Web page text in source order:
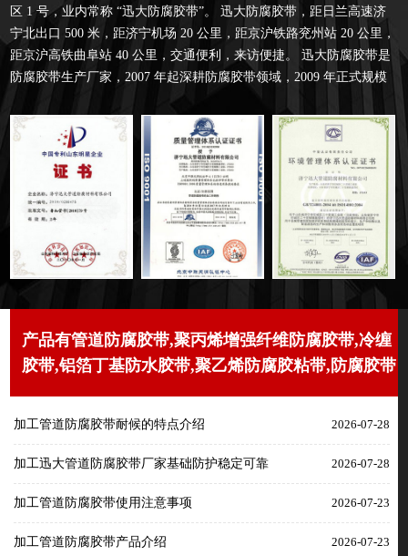
区 1 号，业内常称 “迅大防腐胶带”。 迅大防腐胶带，距日兰高速济
宁北出口 500 米，距济宁机场 20 公里，距京沪铁路兖州站 20 公里，
距京沪高铁曲阜站 40 公里，交通便利，来访便捷。 迅大防腐胶带是
防腐胶带生产厂家，2007 年起深耕防腐胶带领域，2009 年正式规模
化生产防腐胶带。 公司以技术为依托，先后推出聚乙烯防腐双面胶
带、聚乙烯电子绝缘胶带、铝箔汽车止震隔音胶带、别墅瓦楞基角防
水胶带、船用防腐胶带、高速公路路基胶带、耐高温胶带、耐...
产品有管道防腐胶带,聚丙烯增强纤维防腐胶带,冷缠
胶带,铝箔丁基防水胶带,聚乙烯防腐胶粘带,防腐胶带
2026-07-28
加工管道防腐胶带耐候的特点介绍
2026-07-28
加工迅大管道防腐胶带厂家基础防护稳定可靠
2026-07-23
加工管道防腐胶带使用注意事项
2026-07-23
加工管道防腐胶带产品介绍